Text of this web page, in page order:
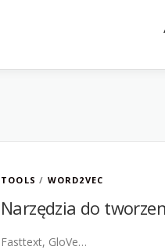
TOOLS / WORD2VEC
Narzędzia do
Fasttext, GloVe…